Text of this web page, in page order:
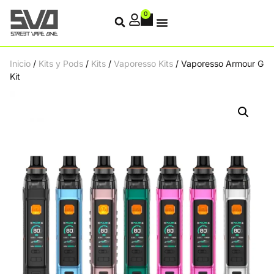
0
Inicio / Kits y Pods / Kits / Vaporesso Kits / Vaporesso Armour G
Kit